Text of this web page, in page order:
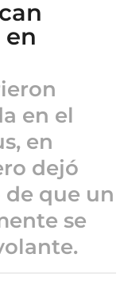
en
en el
en
dejó
de que un
se